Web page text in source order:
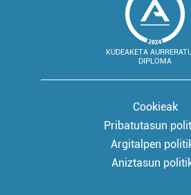
KUDEAKETA
DIPLOMA
Cookieak
Pribatutasun
Argitalpen
Aniztasun